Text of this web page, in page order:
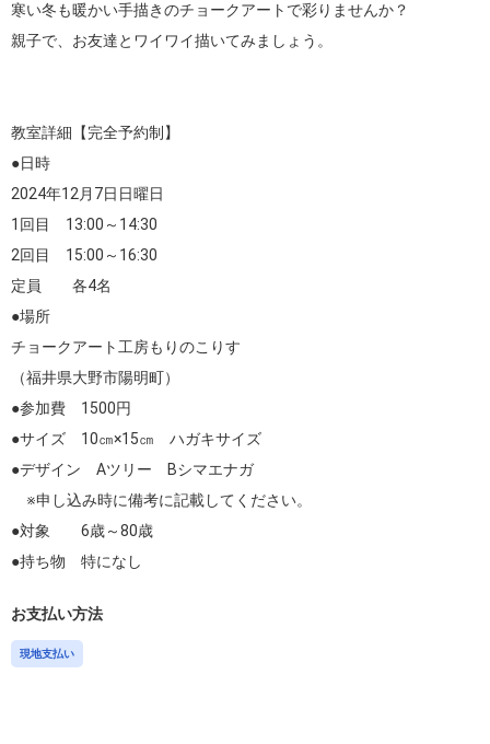
寒い冬も暖かい手描きのチョークアートで彩りませんか？
親子で、お友達とワイワイ描いてみましょう。
教室詳細【完全予約制】
●日時
2024年12月7日日曜日
1回目　13:00～14:30
2回目　15:00～16:30
定員　　各4名
●場所
チョークアート工房もりのこりす
（福井県大野市陽明町）
●参加費　1500円
●サイズ　10㎝×15㎝　ハガキサイズ
●デザイン　Aツリー　Bシマエナガ
※申し込み時に備考に記載してください。
●対象　　6歳～80歳
●持ち物　特になし
お支払い方法
現地支払い